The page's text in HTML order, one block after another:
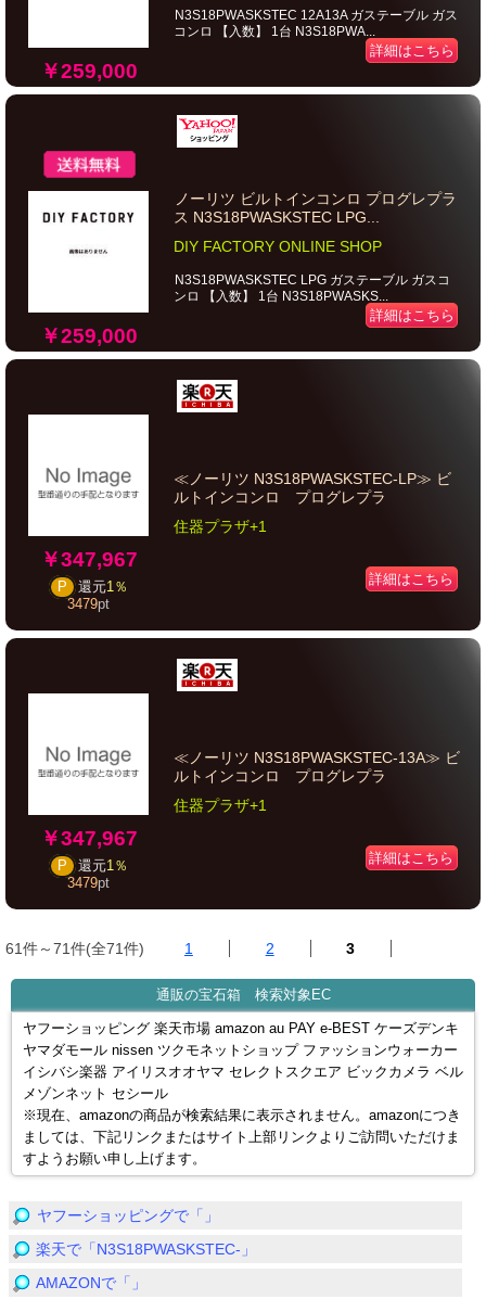
￥259,000
N3S18PWASKSTEC 12A13A ガステーブル ガス
コンロ 【入数】 1台 N3S18PWA...
詳細はこちら
￥259,000
ノーリツ ビルトインコンロ プログレプラ
ス N3S18PWASKSTEC LPG...
DIY FACTORY ONLINE SHOP
N3S18PWASKSTEC LPG ガステーブル ガスコ
ンロ 【入数】 1台 N3S18PWASKS...
詳細はこちら
￥347,967
P 還元1％
3479pt
≪ノーリツ N3S18PWASKSTEC-LP≫ ビ
ルトインコンロ プログレプラ
住器プラザ+1
詳細はこちら
￥347,967
P 還元1％
3479pt
≪ノーリツ N3S18PWASKSTEC-13A≫ ビ
ルトインコンロ プログレプラ
住器プラザ+1
詳細はこちら
61件～71件(全71件) 1 2 3
通販の宝石箱 検索対象EC
ヤフーショッピング 楽天市場 amazon au PAY e-BEST ケーズデンキ
ヤマダモール nissen ツクモネットショップ ファッションウォーカー
イシバシ楽器 アイリスオオヤマ セレクトスクエア ビックカメラ ベル
メゾンネット セシール
※現在、amazonの商品が検索結果に表示されません。amazonにつき
ましては、下記リンクまたはサイト上部リンクよりご訪問いただけま
すようお願い申し上げます。
ヤフーショッピングで「」
楽天で「N3S18PWASKSTEC-」
AMAZONで「」